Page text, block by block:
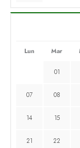
Lun Mar
01
07 08
14 15
21 22